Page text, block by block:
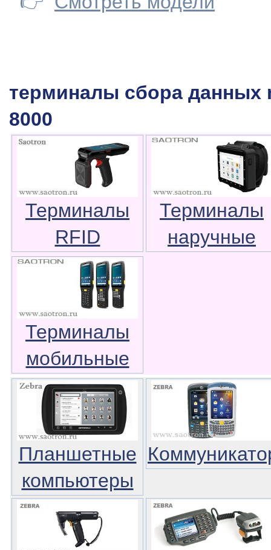
терминалы сбора данных
8000
Терминалы
RFID
Терминалы
наручные
Терминалы
мобильные
Планшетные
компьютеры